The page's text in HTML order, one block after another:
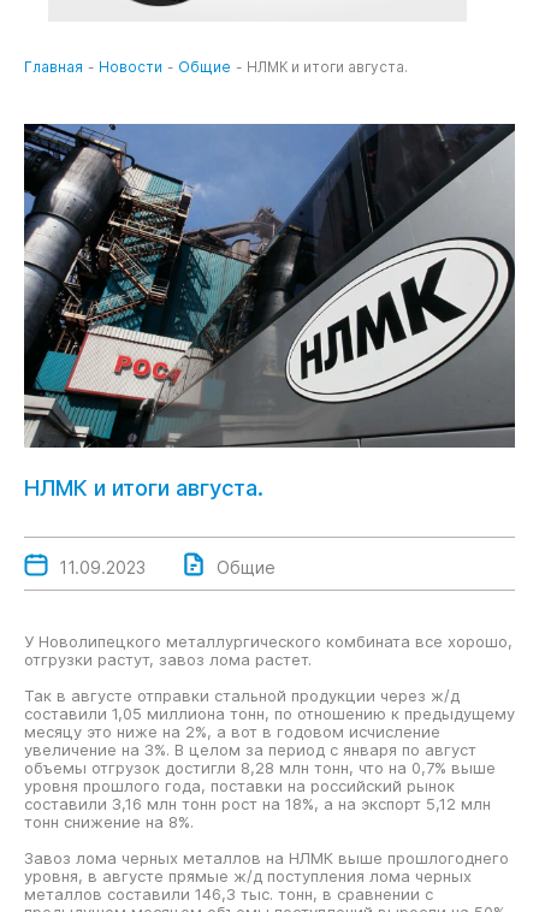
Главная - Новости - Общие - НЛМК и итоги августа.
НЛМК и итоги августа.
11.09.2023 Общие
У Новолипецкого металлургического комбината все хорошо,
отгрузки растут, завоз лома растет.
Так в августе отправки стальной продукции через ж/д
составили 1,05 миллиона тонн, по отношению к предыдущему
месяцу это ниже на 2%, а вот в годовом исчисление
увеличение на 3%. В целом за период с января по август
объемы отгрузок достигли 8,28 млн тонн, что на 0,7% выше
уровня прошлого года, поставки на российский рынок
составили 3,16 млн тонн рост на 18%, а на экспорт 5,12 млн
тонн снижение на 8%.
Завоз лома черных металлов на НЛМК выше прошлогоднего
уровня, в августе прямые ж/д поступления лома черных
металлов составили 146,3 тыс. тонн, в сравнении с